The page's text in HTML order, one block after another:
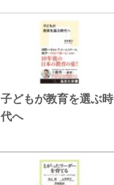
子どもが教育を選ぶ時
代へ